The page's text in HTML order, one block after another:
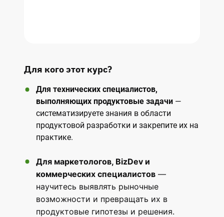
Для кого этот курс?
Для технических специалистов,
выполняющих продуктовые задачи —
систематизируете знания в области
продуктовой разработки и закрепите их на
практике.
Для маркетологов, BizDev и
коммерческих специалистов —
научитесь выявлять рыночные
возможности и превращать их в
продуктовые гипотезы и решения.